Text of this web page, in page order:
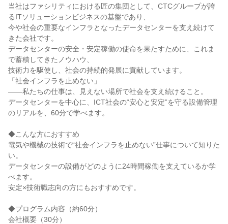
当社はファシリティにおける匠の集団として、CTCグループが誇
るITソリューションビジネスの基盤であり、
今や社会の重要なインフラとなったデータセンターを支え続けて
きた会社です。
データセンターの安全・安定稼働の使命を果たすために、これま
で蓄積してきたノウハウ、
技術力を駆使し、社会の持続的発展に貢献しています。
「社会インフラを止めない」
——私たちの仕事は、見えない場所で社会を支え続けること。
データセンターを中心に、ICT社会の“安心と安定”を守る設備管理
のリアルを、60分で学べます。
◆こんな方におすすめ
電気や機械の技術で“社会インフラを止めない”仕事について知りた
い。
データセンターの設備がどのように24時間稼働を支えているか学
べます。
安定×技術職志向の方にもおすすめです。
◆プログラム内容（約60分）
会社概要（30分）